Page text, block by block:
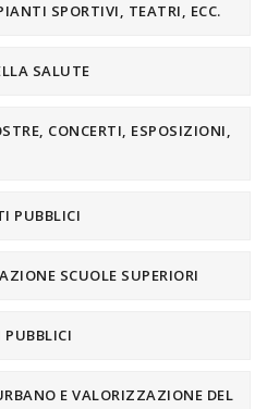
SPORTIVI, TEATRI, ECC.
SALUTE
CONCERTI, ESPOSIZIONI,
PUBBLICI
SCUOLE SUPERIORI
PUBBLICI
E VALORIZZAZIONE DEL